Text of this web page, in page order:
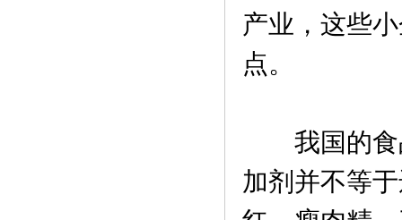
产业，这些
点。
我国的食
加剂并不等